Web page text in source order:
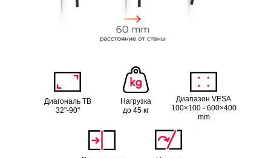
Диагональ ТВ
32"-90"
Диапазон VESA
100×100 - 600×400
mm
Нагрузка
до 45 кг